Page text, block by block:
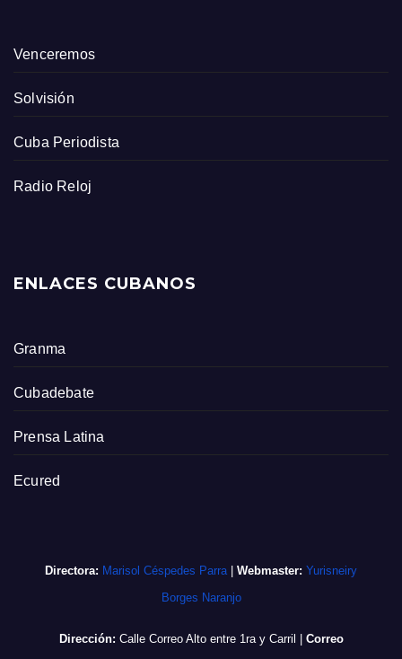
Venceremos
Solvisión
Cuba Periodista
Radio Reloj
ENLACES CUBANOS
Granma
Cubadebate
Prensa Latina
Ecured
Directora: Marisol Céspedes Parra | Webmaster: Yurisneiry
Borges Naranjo
Dirección: Calle Correo Alto entre 1ra y Carril | Correo